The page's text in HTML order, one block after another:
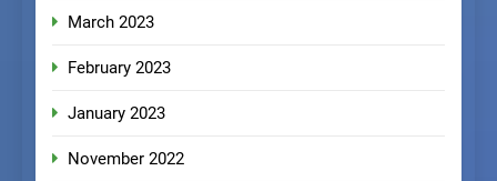
March 2023
February 2023
January 2023
November 2022